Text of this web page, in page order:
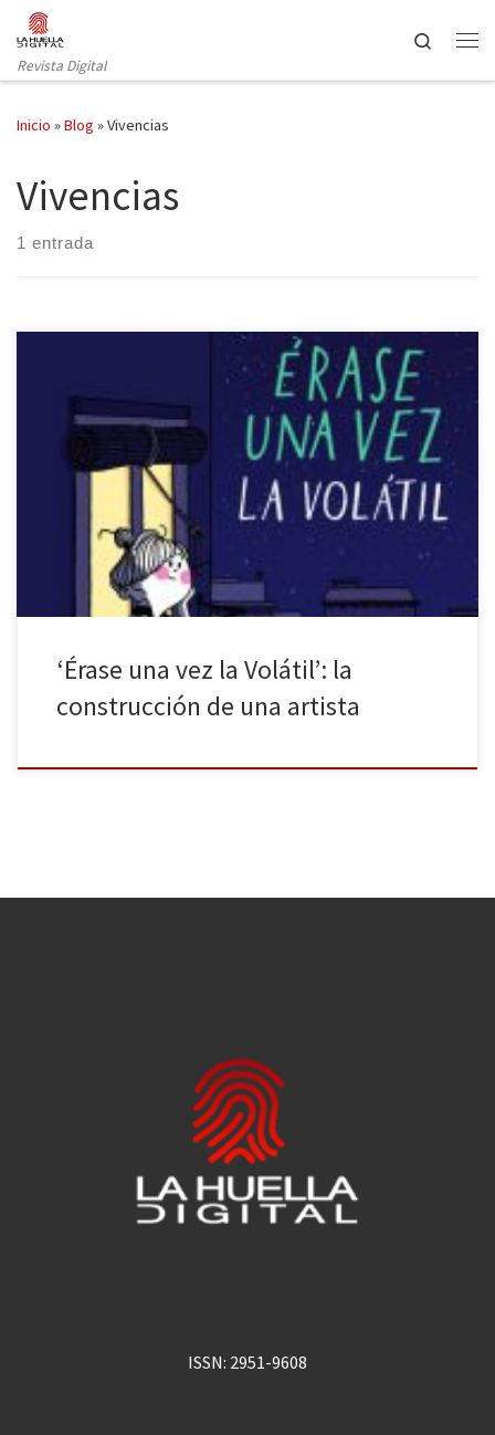
Saltar al contenido
Revista Digital
Search
Inicio »Blog »Vivencias
Vivencias
1 entrada
Lumen publica lo último de Agustina Guerrero: Érase una vez la
Volátil. Como en obras anteriores de la autora, una historia con
tintes personales vuelve a cobrar forma de cómic para expresar
una vivencia que será trasladable a muchas otras personas que se
lanzan a la aventura que le deparan […]
‘Érase una vez la Volátil’: la
construcción de una artista
ISSN: 2951-9608